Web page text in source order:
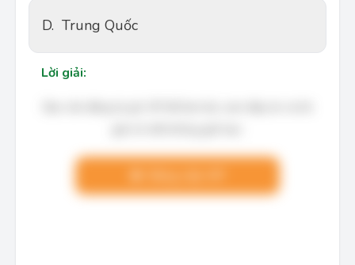
D. Trung Quốc
Lời giải: